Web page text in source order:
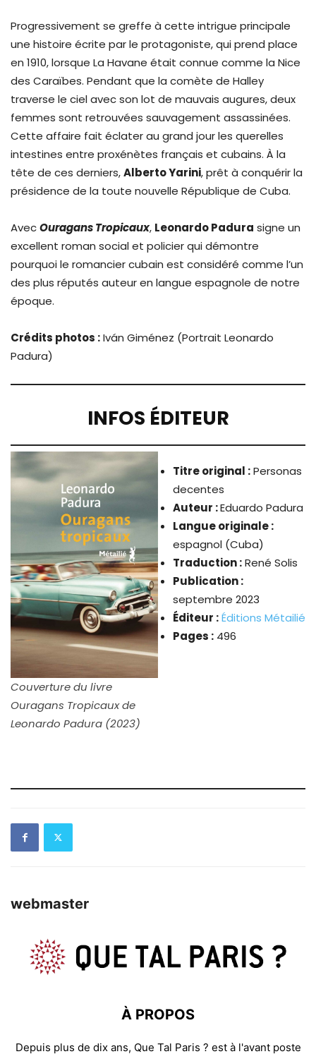
Progressivement se greffe à cette intrigue principale
une histoire écrite par le protagoniste, qui prend place
en 1910, lorsque La Havane était connue comme la Nice
des Caraïbes. Pendant que la comète de Halley
traverse le ciel avec son lot de mauvais augures, deux
femmes sont retrouvées sauvagement assassinées.
Cette affaire fait éclater au grand jour les querelles
intestines entre proxénètes français et cubains. À la
tête de ces derniers,Alberto Yarini, prêt à conquérir la
présidence de la toute nouvelle République de Cuba.
AvecOuragans Tropicaux, Leonardo Padura signe un
excellent roman social et policier qui démontre
pourquoi le romancier cubain est considéré comme l’un
des plus réputés auteur en langue espagnole de notre
époque.
Crédits photos :Iván Giménez (Portrait Leonardo
Padura)
INFOS ÉDITEUR
Couverture du livre
Ouragans Tropicaux de
Leonardo Padura (2023)
Titre original :Personas
decentes
Auteur :Eduardo Padura
Langue originale :
espagnol (Cuba)
Traduction :René Solis
Publication :
septembre 2023
Éditeur :Éditions Métailié
Pages : 496
webmaster
À PROPOS
Depuis plus de dix ans, Que Tal Paris ? est à l'avant poste